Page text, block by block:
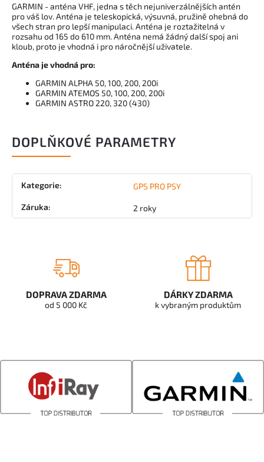
GARMIN - anténa VHF, jedna s těch nejuniverzálnějších antén
pro váš lov. Anténa je teleskopická, výsuvná, pružině ohebná do
všech stran pro lepší manipulaci. Anténa je roztažitelná v
rozsahu od 165 do 610 mm. Anténa nemá žádný další spoj ani
kloub, proto je vhodná i pro náročnější uživatele.
Anténa je vhodná pro:
GARMIN ALPHA 50, 100, 200, 200i
GARMIN ATEMOS 50, 100, 200, 200i
GARMIN ASTRO 220, 320 (430)
DOPLŇKOVÉ PARAMETRY
Kategorie: GPS PRO PSY
Záruka: 2 roky
DOPRAVA ZDARMA
od 5 000 Kč
DÁRKY ZDARMA
k vybraným produktům